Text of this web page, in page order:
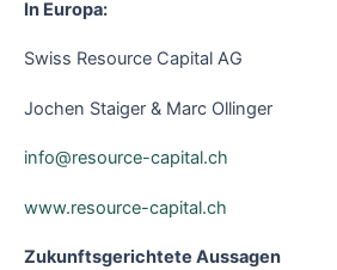
In Europa:
Swiss Resource Capital AG
Jochen Staiger & Marc Ollinger
info@resource-capital.ch
www.resource-capital.ch
Zukunftsgerichtete Aussagen